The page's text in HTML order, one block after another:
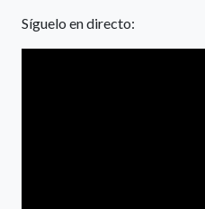
Síguelo en directo: